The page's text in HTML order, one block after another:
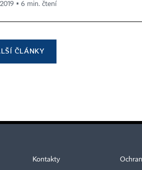
2019 ▪ 6 min. čtení
ČLÁNKY
Kontakty